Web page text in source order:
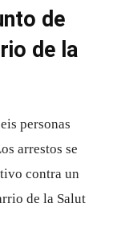
de
de la
personas
arrestos se
contra un
de la Salut